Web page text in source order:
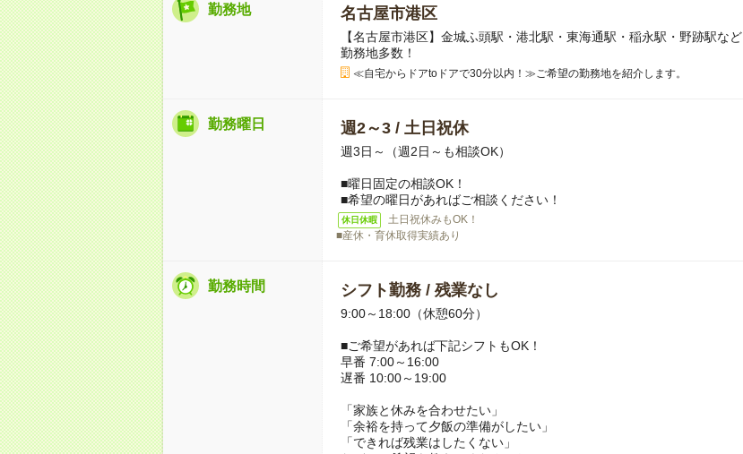
勤務地 名古屋市港区
【名古屋市港区】金城ふ頭駅・港北駅・東海通駅・稲永駅・野跡駅など
勤務地多数！
≪自宅からドアtoドアで30分以内！≫ご希望の勤務地を紹介します。
勤務曜日 週2～3 / 土日祝休
週3日～（週2日～も相談OK）
■曜日固定の相談OK！
■希望の曜日があればご相談ください！
休日休暇
土日祝休みもOK！
■産休・育休取得実績あり
勤務時間 シフト勤務 / 残業なし
9:00～18:00（休憩60分）
■ご希望があれば下記シフトもOK！
早番 7:00～16:00
遅番 10:00～19:00
「家族と休みを合わせたい」
「余裕を持って夕飯の準備がしたい」
「できれば残業はしたくない」